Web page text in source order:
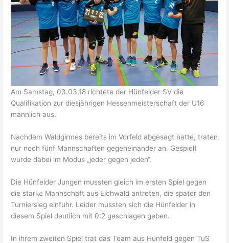
Am Samstag, 03.03.18 richtete der Hünfelder SV die
Qualifikation zur diesjährigen Hessenmeisterschaft der U16
männlich aus.
Nachdem Waldgirmes bereits im Vorfeld abgesagt hatte, traten
nur noch fünf Mannschaften gegeneinander an. Gespielt
wurde dabei im Modus „jeder gegen jeden“.
Die Hünfelder Jungen mussten gleich im ersten Spiel gegen
die starke Mannschaft aus Eichwald antreten, die später den
Turniersieg einfuhr. Leider mussten sich die Hünfelder in
diesem Spiel deutlich mit 0:2 geschlagen geben.
In ihrem zweiten Spiel trat das Team aus Hünfeld gegen TuS